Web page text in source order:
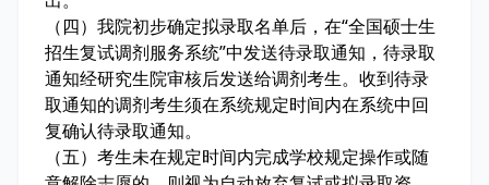
（四）我院初步确定拟录取名单后，在“全国硕士生
招生复试调剂服务系统”中发送待录取通知，待录取
通知经研究生院审核后发送给调剂考生。收到待录
取通知的调剂考生须在系统规定时间内在系统中回
复确认待录取通知。
（五）考生未在规定时间内完成学校规定操作或随